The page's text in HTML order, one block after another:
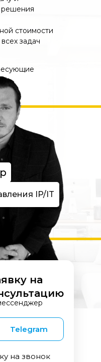
IP/IT
на звонок
Telegram
на
решения
стоимости
задач